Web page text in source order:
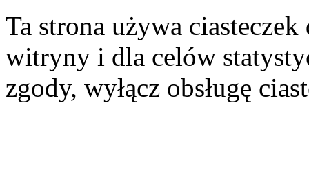
Ta strona używa
witryny i dla celów
zgody, wyłącz obsługę